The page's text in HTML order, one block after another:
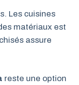
Les cuisines
matériaux est
assure
reste une option